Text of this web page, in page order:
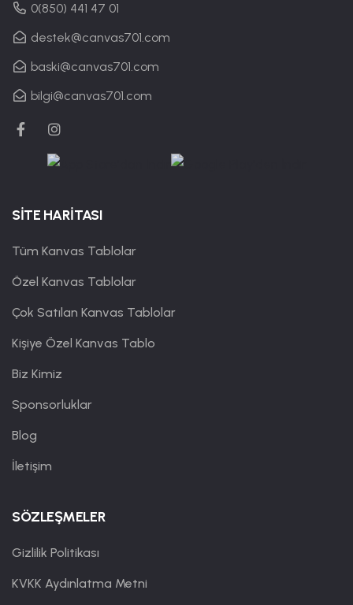
0(850) 441 47 01
destek@canvas701.com
baski@canvas701.com
bilgi@canvas701.com
SİTE HARİTASI
Tüm Kanvas Tablolar
Özel Kanvas Tablolar
Çok Satılan Kanvas Tablolar
Kişiye Özel Kanvas Tablo
Biz Kimiz
Sponsorluklar
Blog
İletişim
SÖZLEŞMELER
Gizlilik Politikası
KVKK Aydınlatma Metni